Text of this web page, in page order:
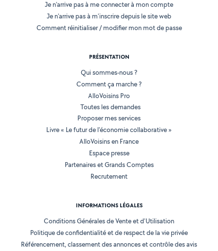
Je n'arrive pas à me connecter à mon compte
Je n'arrive pas à m'inscrire depuis le site web
Comment réinitialiser / modifier mon mot de passe
PRÉSENTATION
Qui sommes-nous ?
Comment ça marche ?
AlloVoisins Pro
Toutes les demandes
Proposer mes services
Livre « Le futur de l'économie collaborative »
AlloVoisins en France
Espace presse
Partenaires et Grands Comptes
Recrutement
INFORMATIONS LÉGALES
Conditions Générales de Vente et d'Utilisation
Politique de confidentialité et de respect de la vie privée
Référencement, classement des annonces et contrôle des avis